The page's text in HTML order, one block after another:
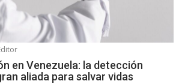
en Venezuela: la detección
aliada para salvar vidas